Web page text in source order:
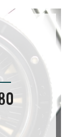
ック
ピアン・カンパニ
ォッチ